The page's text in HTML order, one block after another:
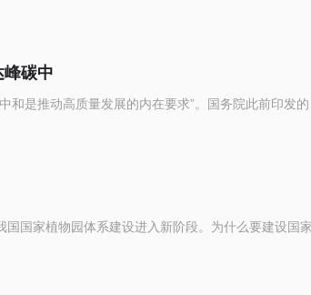
峰碳中
和是推动高质量发展的内在要求”。国务院此前印发的
国家植物园体系建设进入新阶段。为什么要建设国